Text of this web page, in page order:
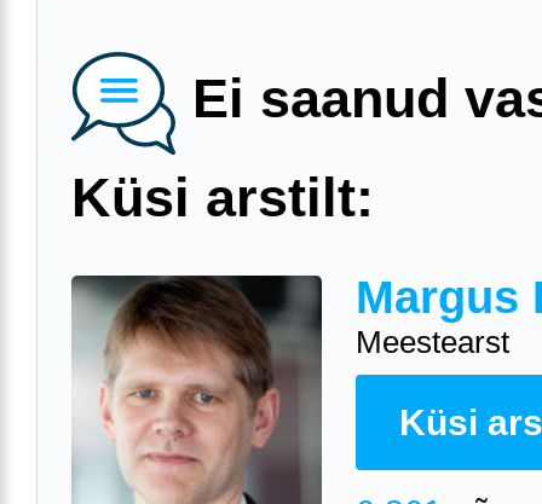
Ei saanud
Küsi arstilt:
Margus
Meestearst
Küsi